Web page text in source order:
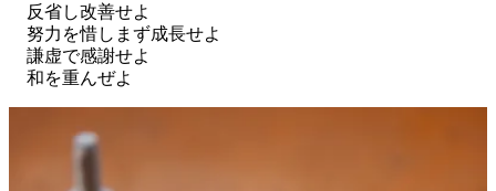
反省し改善せよ
努力を惜しまず成長せよ
謙虚で感謝せよ
和を重んぜよ